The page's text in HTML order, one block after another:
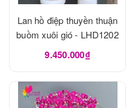
Lan hồ điệp thuyền thuận
buồm xuôi gió - LHD1202
9.450.000₫